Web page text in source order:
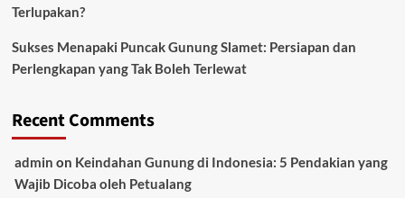
Terlupakan?
Sukses Menapaki Puncak Gunung Slamet: Persiapan dan
Perlengkapan yang Tak Boleh Terlewat
Recent Comments
admin on Keindahan Gunung di Indonesia: 5 Pendakian yang
Wajib Dicoba oleh Petualang